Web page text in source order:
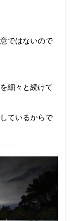
ではないので
細々と続けて
ているからで